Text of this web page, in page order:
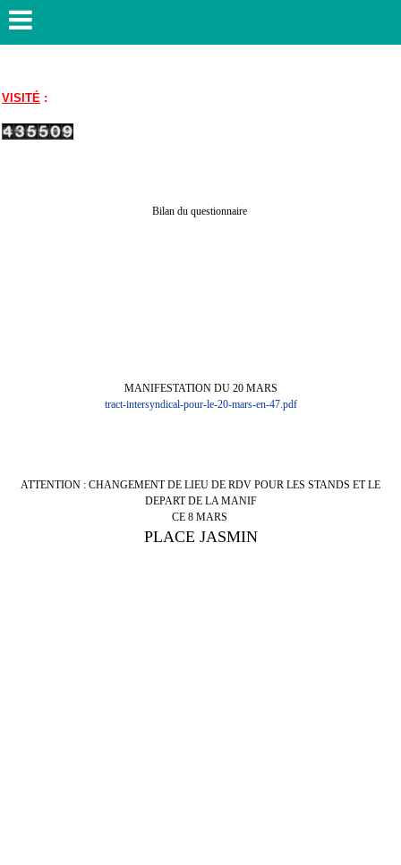
VISITÉ :
Bilan du questionnaire
MANIFESTATION DU 20 MARS
tract-intersyndical-pour-le-20-mars-en-47.pdf
ATTENTION : CHANGEMENT DE LIEU DE RDV POUR LES STANDS ET LE
DEPART DE LA MANIF
CE 8 MARS
PLACE JASMIN